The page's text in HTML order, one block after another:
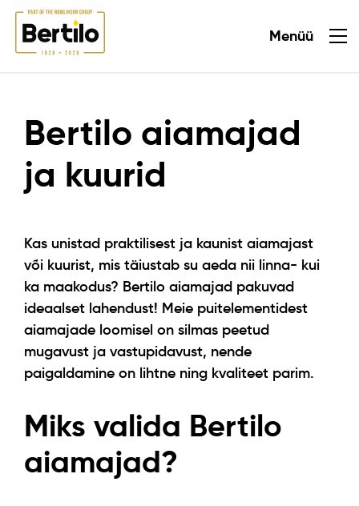
Menüü
Bertilo aiamajad
ja kuurid
Kas unistad praktilisest ja kaunist aiamajast
või kuurist, mis täiustab su aeda nii linna- kui
ka maakodus? Bertilo aiamajad pakuvad
ideaalset lahendust! Meie puitelementidest
aiamajade loomisel on silmas peetud
mugavust ja vastupidavust, nende
paigaldamine on lihtne ning kvaliteet parim.
Miks valida Bertilo
aiamajad?